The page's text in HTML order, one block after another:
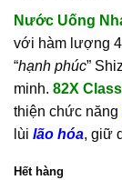
Nước Uống
với hàm lượng
“hạnh phúc”
minh. 82X
thiện chức năng
lùi lão hóa, giữ
Hết hàng